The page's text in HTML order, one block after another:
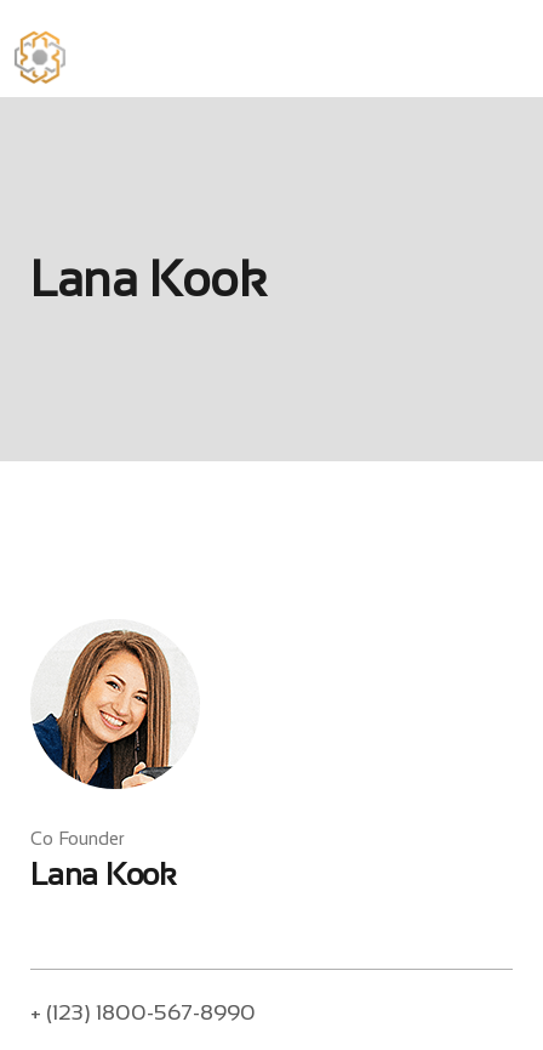
Lana Kook
Co Founder
Lana Kook
+ (123) 1800-567-8990